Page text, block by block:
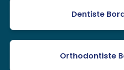
Dentiste
Orthodontiste